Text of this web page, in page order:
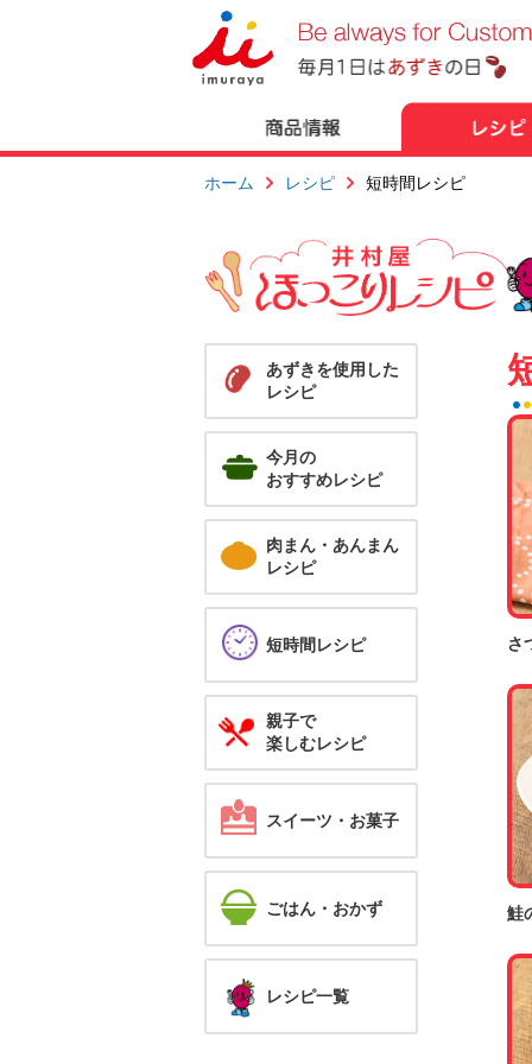
ホーム レシピ 短時間レシピ
あずきを使用した
レシピ
今月の
おすすめレシピ
肉まん・あんまん
レシピ
短時間レシピ
親子で
楽しむレシピ
スイーツ・お菓子
ごはん・おかず
レシピ一覧
さ
鮭